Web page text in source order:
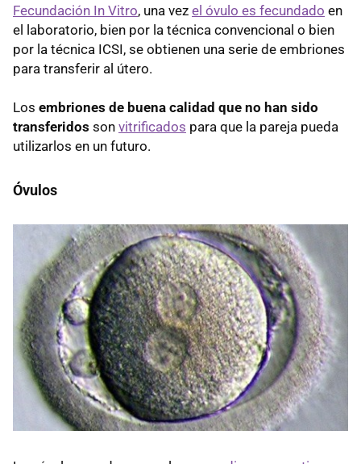
Fecundación In Vitro, una vez el óvulo es fecundado en
el laboratorio, bien por la técnica convencional o bien
por la técnica ICSI, se obtienen una serie de embriones
para transferir al útero.
Los embriones de buena calidad que no han sido
transferidos son vitrificados para que la pareja pueda
utilizarlos en un futuro.
Óvulos